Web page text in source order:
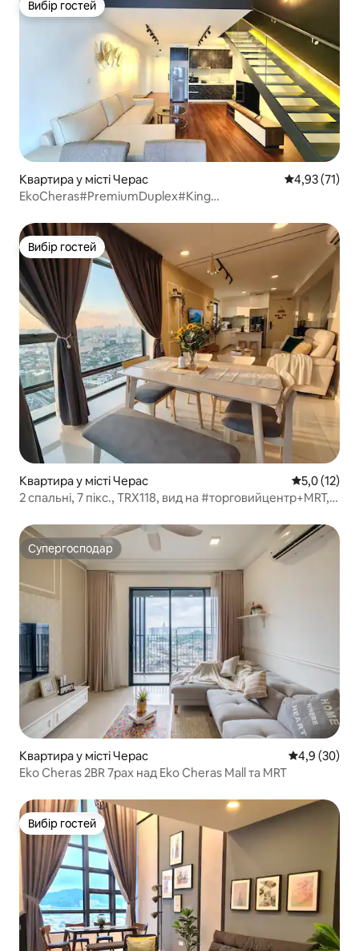
Вибір гостей
Вибір гостей
Квартира у місті Черас Середня
4,93 (71)
EkoCheras#PremiumDuplex#King
Вибір гостей
Вибір гостей
Квартира у місті Черас Середня
5,0 (12)
2 спальні, 7 пікс., TRX118, вид на #торговийцентр+MRT,
Супергосподар
Супергосподар
Квартира у місті Черас Середня
4,9 (30)
Eko Cheras 2BR 7pax над Eko Cheras Mall та MRT
Вибір гостей
Вибір гостей